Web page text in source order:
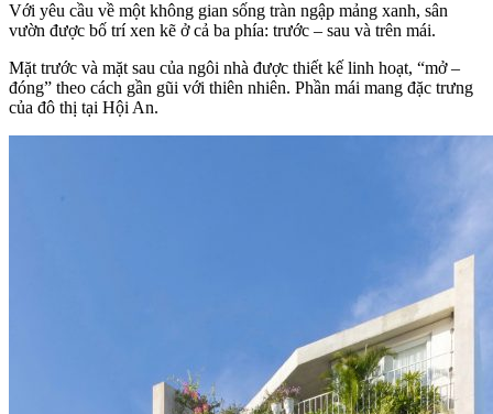
Với yêu cầu về một không gian sống tràn ngập mảng xanh, sân
vườn được bố trí xen kẽ ở cả ba phía: trước – sau và trên mái.
Mặt trước và mặt sau của ngôi nhà được thiết kế linh hoạt, “mở –
đóng” theo cách gần gũi với thiên nhiên. Phần mái mang đặc trưng
của đô thị tại Hội An.